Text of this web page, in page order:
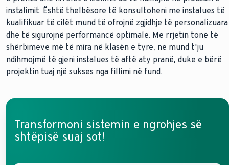
instalimit. Është thelbësore të konsultoheni me instalues të
kualifikuar të cilët mund të ofrojnë zgjidhje të personalizuara
dhe të sigurojnë performancë optimale. Me rrjetin tonë të
shërbimeve më të mira në klasën e tyre, ne mund t'ju
ndihmojmë të gjeni instalues të aftë aty pranë, duke e bërë
projektin tuaj një sukses nga fillimi në fund.
Transformoni sistemin e ngrohjes së
shtëpisë suaj sot!